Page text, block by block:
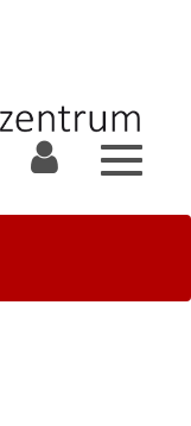
Toggle